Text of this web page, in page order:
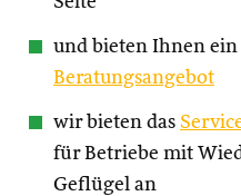
und bieten Ihnen
Beratungsangebot
wir bieten das
für Betriebe mit
Geflügel an